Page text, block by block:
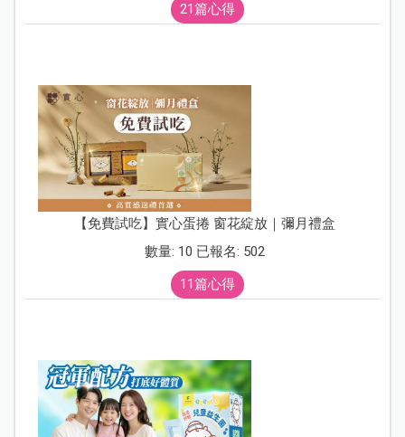
21篇心得
【免費試吃】實心蛋捲 窗花綻放｜彌月禮盒
數量: 10 已報名: 502
11篇心得